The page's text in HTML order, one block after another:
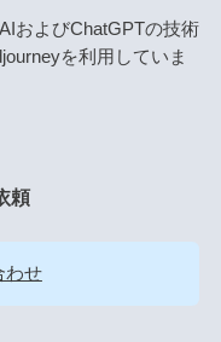
およびChatGPTの技術
を利用していま
頼
わせ